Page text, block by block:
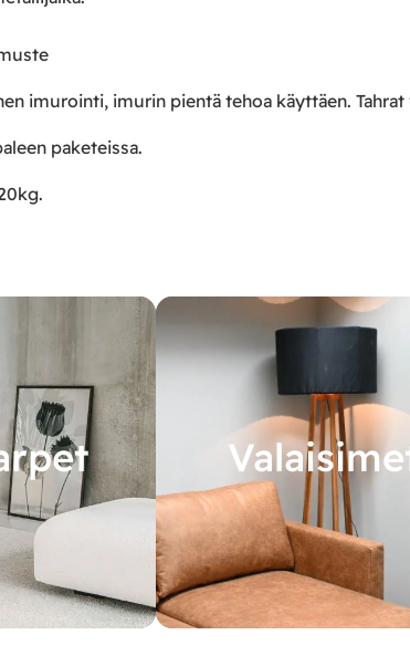
imurointi, imurin pientä tehoa käyttäen.
paketeissa.